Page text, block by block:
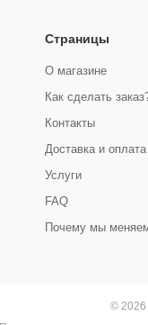
Страницы
О магазине
Как сделать
Контакты
Доставка и оплата
Услуги
FAQ
Почему мы
© 2026